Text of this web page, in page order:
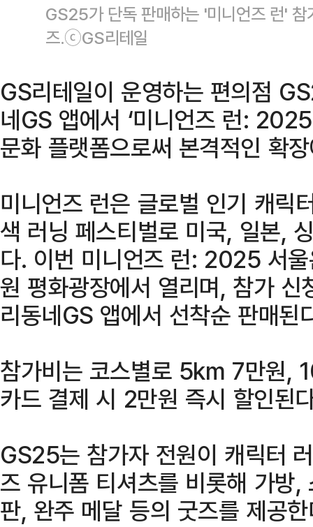
GS25가 단독 판매하는 '미니언즈 런' 참
즈.ⓒGS리테일
GS리테일이 운영하는 편의점
네GS 앱에서 ‘미니언즈 런:
문화 플랫폼으로써 본격적인 확
미니언즈 런은 글로벌 인기 캐릭
색 러닝 페스티벌로 미국, 일본,
다. 이번 미니언즈 런: 2025 서
원 평화광장에서 열리며, 참가
리동네GS 앱에서 선착순 판매된
참가비는 코스별로 5km 7만원,
카드 결제 시 2만원 즉시 할인된
GS25는 참가자 전원이 캐릭터
즈 유니폼 티셔츠를 비롯해 가방
판, 완주 메달 등의 굿즈를 제공